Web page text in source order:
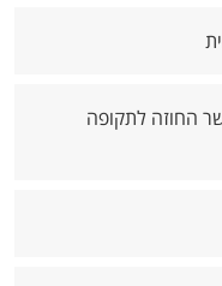
החוזה לתקופה